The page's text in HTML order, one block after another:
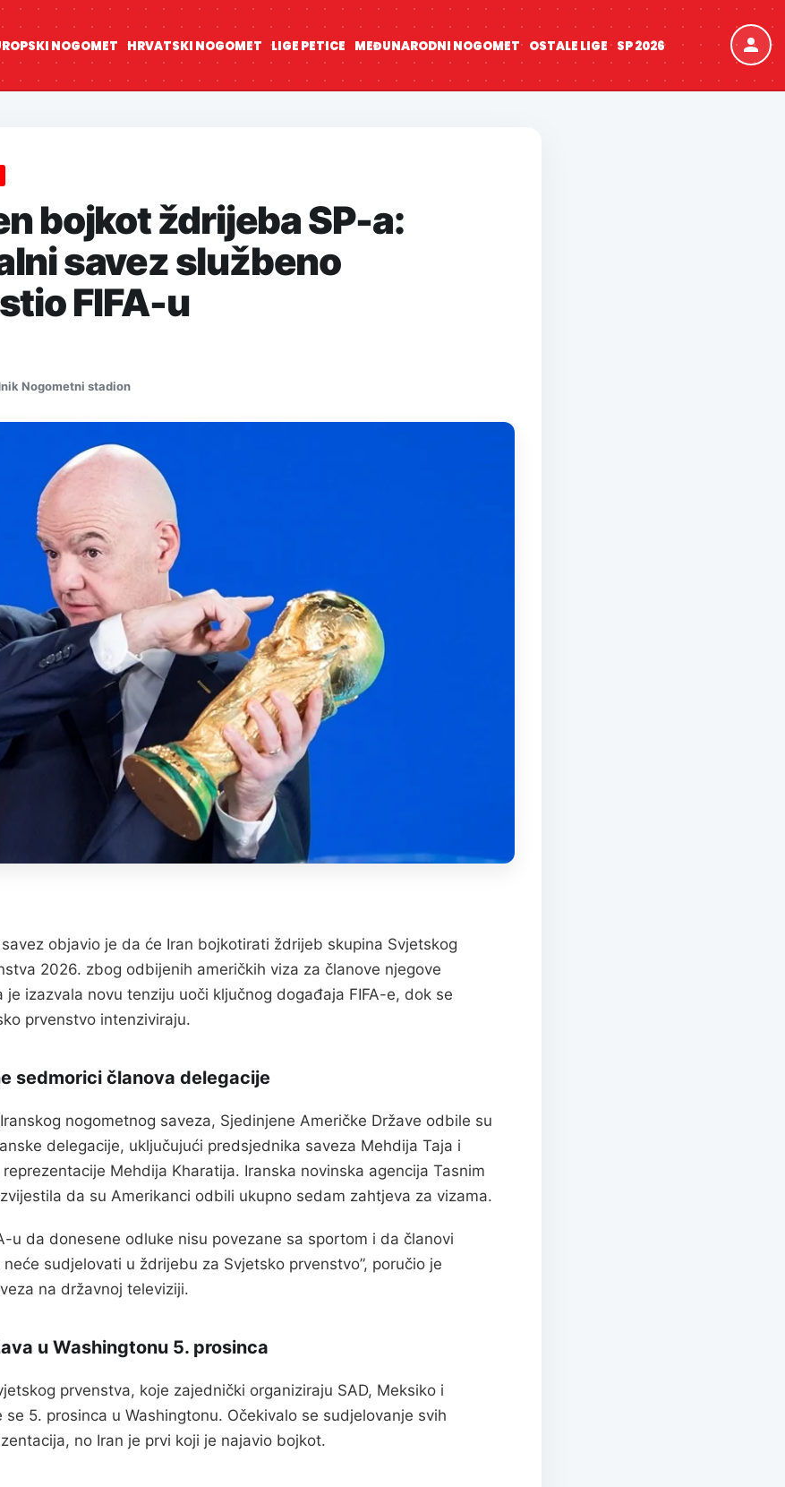
NOGOMET HRVATSKI NOGOMET LIGE PETICE MEĐUNARODNI NOGOMET OSTALE LIGE SP 2026
bojkot ždrijeba SP-a:
savez službeno
FIFA-u
Nogometni stadion
objavio je da će Iran bojkotirati ždrijeb skupina Svjetskog
2026. zbog odbijenih američkih viza za članove njegove
je izazvala novu tenziju uoči ključnog događaja FIFA-e, dok se
prvenstvo intenziviraju.
sedmorici članova delegacije
nogometnog saveza, Sjedinjene Američke Države odbile su
delegacije, uključujući predsjednika saveza Mehdija Taja i
Mehdija Kharatija. Iranska novinska agencija Tasnim
da su Amerikanci odbili ukupno sedam zahtjeva za vizama.
u da donesene odluke nisu povezane sa sportom i da članovi
sudjelovati u ždrijebu za Svjetsko prvenstvo”, poručio je
na državnoj televiziji.
u Washingtonu 5. prosinca
prvenstva, koje zajednički organiziraju SAD, Meksiko i
se 5. prosinca u Washingtonu. Očekivalo se sudjelovanje svih
no Iran je prvi koji je najavio bojkot.